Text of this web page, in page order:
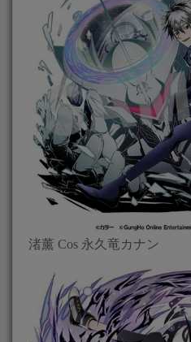
渚薰 Cos 永久竜カナン